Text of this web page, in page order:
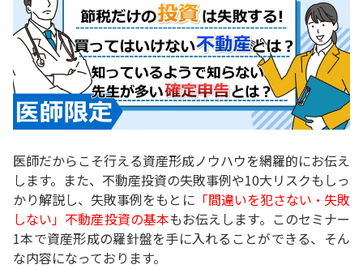
医師だからこそ行える資産形成ノウハウを網羅的にお伝え
します。また、不動産投資の失敗事例や10大リスクもしっ
かり解説し、失敗事例をもとに 「間違いを犯さない・失敗
しない」不動産投資の基本もお伝えします。このセミナー
1本で資産形成の羅針盤を手に入れることができる、そん
な内容になっております。